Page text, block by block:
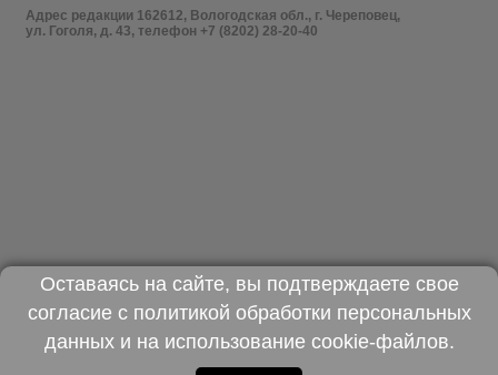
Адрес редакции 162612, Вологодская обл., г. Череповец,
ул. Гоголя, д. 43, телефон +7 (8202) 28-20-40
Оставаясь на сайте, вы подтверждаете свое
согласие с политикой обработки персональных
данныхи на использование cookie-файлов.